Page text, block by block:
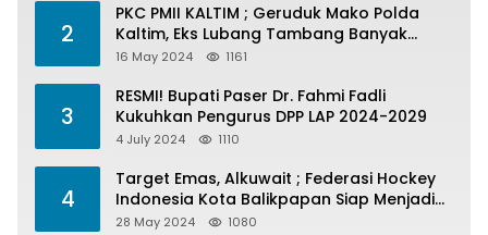
2
PKC PMII KALTIM ; Geruduk Mako Polda
Kaltim, Eks Lubang Tambang Banyak
Menelan Korban
16 May 2024 1161
3
RESMI! Bupati Paser Dr. Fahmi Fadli
Kukuhkan Pengurus DPP LAP 2024-2029
4 July 2024 1110
4
Target Emas, Alkuwait ; Federasi Hockey
Indonesia Kota Balikpapan Siap Menjadi
Barometer Prestasi Di Kaltim
28 May 2024 1080